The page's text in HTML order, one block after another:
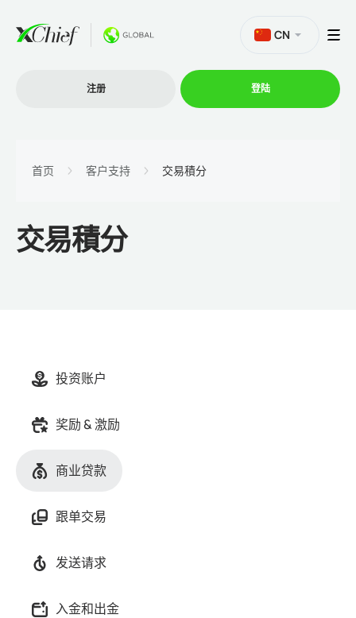
促销活动
CN
注册 登陆
首页 客户支持 交易積分
交易積分
投资账户
奖励 & 激励
商业贷款
跟单交易
发送请求
入金和出金